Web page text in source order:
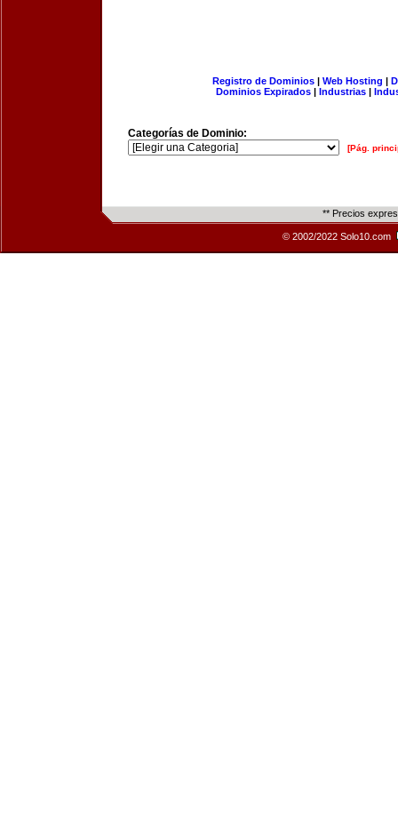
Registro de Dominios| Web Hosting |
Dominios Expirados | Industrias |
Categorías de Dominio:
[Pág.
** Precios
© 2002/2022 Solo10.com